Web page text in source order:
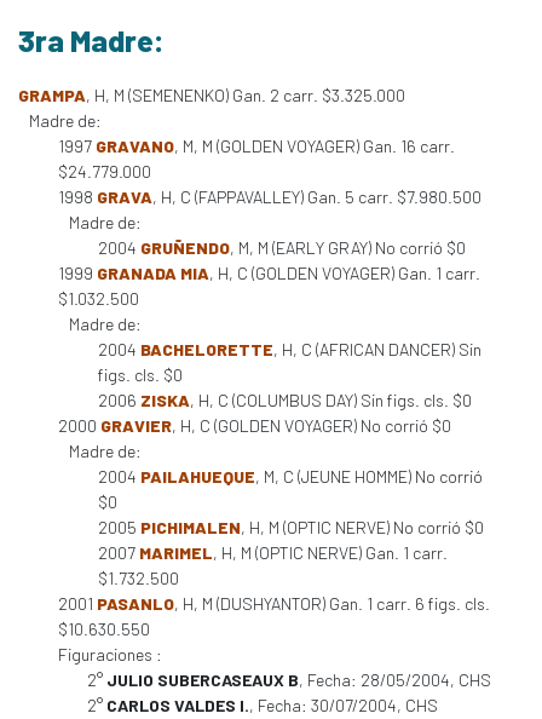
3ra Madre:
GRAMPA, H, M (SEMENENKO) Gan. 2 carr. $3.325.000
Madre de:
1997 GRAVANO, M, M (GOLDEN VOYAGER) Gan. 16 carr.
$24.779.000
1998 GRAVA, H, C (FAPPAVALLEY) Gan. 5 carr. $7.980.500
Madre de:
2004 GRUÑENDO, M, M (EARLY GRAY) No corrió $0
1999 GRANADA MIA, H, C (GOLDEN VOYAGER) Gan. 1 carr.
$1.032.500
Madre de:
2004 BACHELORETTE, H, C (AFRICAN DANCER) Sin
figs. cls. $0
2006 ZISKA, H, C (COLUMBUS DAY) Sin figs. cls. $0
2000 GRAVIER, H, C (GOLDEN VOYAGER) No corrió $0
Madre de:
2004 PAILAHUEQUE, M, C (JEUNE HOMME) No corrió
$0
2005 PICHIMALEN, H, M (OPTIC NERVE) No corrió $0
2007 MARIMEL, H, M (OPTIC NERVE) Gan. 1 carr.
$1.732.500
2001 PASANLO, H, M (DUSHYANTOR) Gan. 1 carr. 6 figs. cls.
$10.630.550
Figuraciones :
2° JULIO SUBERCASEAUX B, Fecha: 28/05/2004, CHS
2° CARLOS VALDES I., Fecha: 30/07/2004, CHS